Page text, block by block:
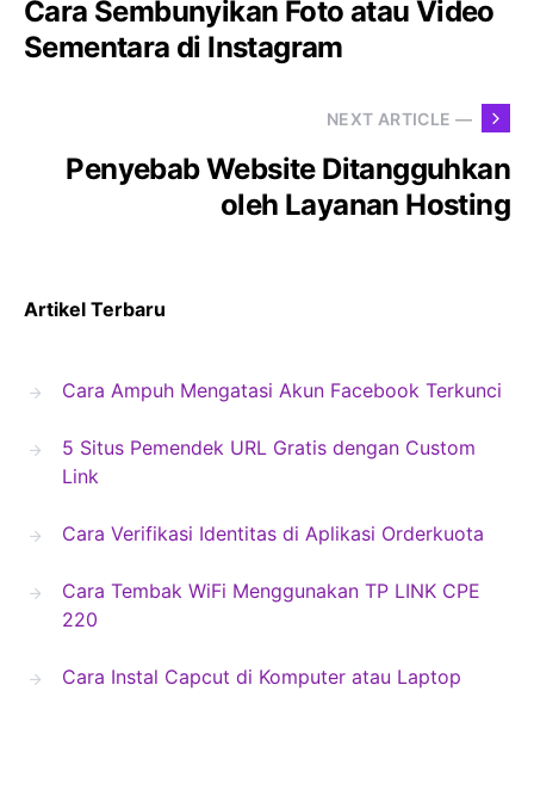
Cara Sembunyikan Foto atau Video
Sementara di Instagram
NEXT ARTICLE —
Penyebab Website Ditangguhkan
oleh Layanan Hosting
Artikel Terbaru
Cara Ampuh Mengatasi Akun Facebook Terkunci
5 Situs Pemendek URL Gratis dengan Custom
Link
Cara Verifikasi Identitas di Aplikasi Orderkuota
Cara Tembak WiFi Menggunakan TP LINK CPE
220
Cara Instal Capcut di Komputer atau Laptop